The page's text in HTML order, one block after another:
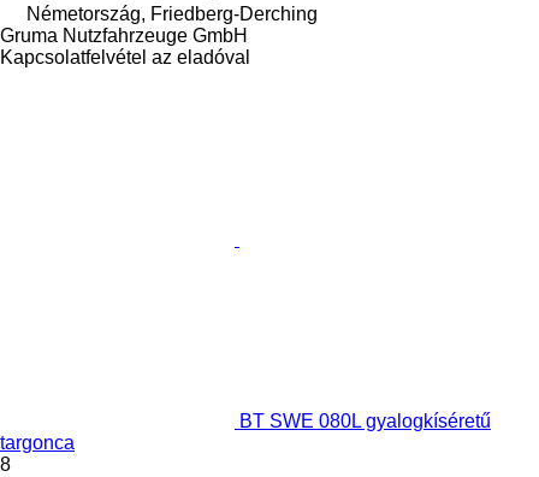
Németország, Friedberg-Derching
Gruma Nutzfahrzeuge GmbH
Kapcsolatfelvétel az eladóval
BT SWE 080L gyalogkíséretű
targonca
8